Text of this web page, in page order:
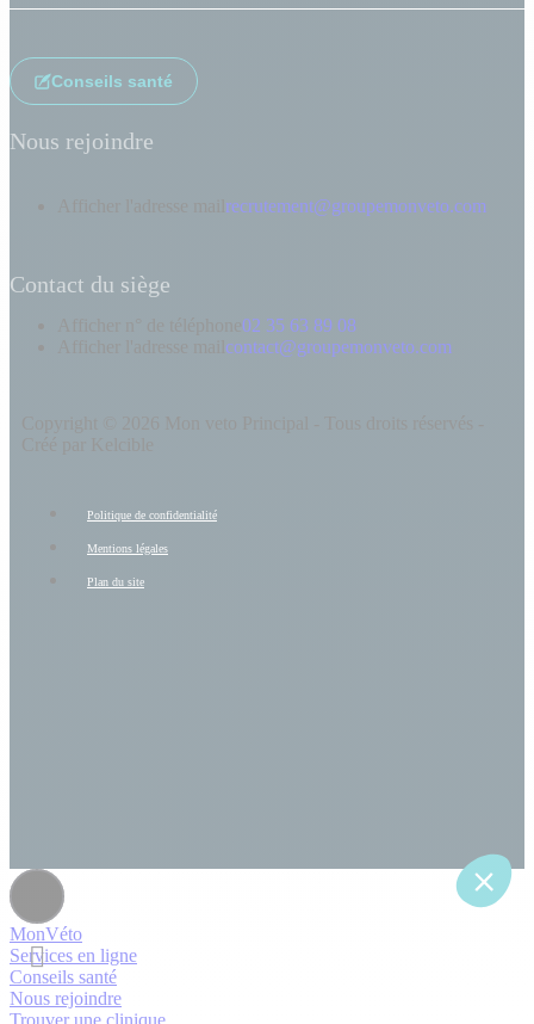
Conseils santé
Nous rejoindre
recrutement@groupemonveto.com
Contact du siège
02 35 63 89 08
contact@groupemonveto.com
Copyright © 2026 Mon veto Principal - Tous droits réservés -
Créé par Kelcible
Politique de confidentialité
Mentions légales
Plan du site
MonVéto
Services en ligne
Conseils santé
Nous rejoindre
Trouver une clinique